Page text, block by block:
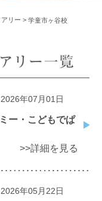
リー > 学童市ヶ谷校
2026年07月01日
ー・こどもでぱ
>>詳細を見る
2026年05月22日